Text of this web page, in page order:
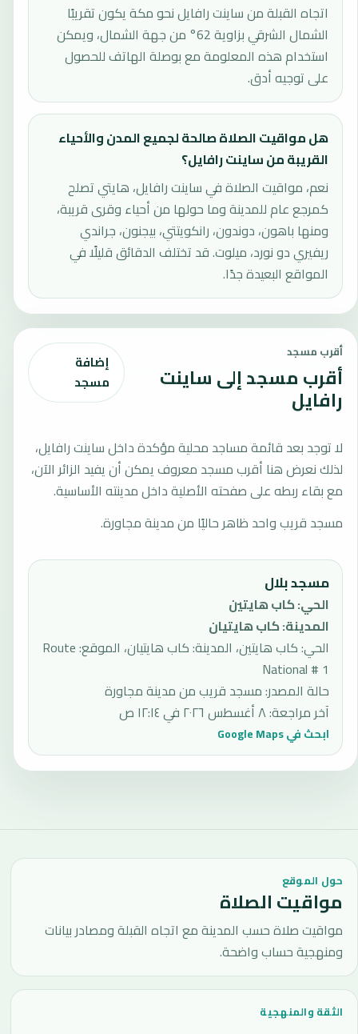
اتجاه القبلة من ساينت رافايل نحو مكة يكون تقريبًا
الشمال الشرقي بزاوية 62° من جهة الشمال، ويمكن
استخدام هذه المعلومة مع بوصلة الهاتف للحصول
على توجيه أدق.
هل مواقيت الصلاة صالحة لجميع المدن والأحياء
القريبة من ساينت رافايل؟
نعم، مواقيت الصلاة في ساينت رافايل، هايتي تصلح
كمرجع عام للمدينة وما حولها من أحياء وقرى قريبة،
ومنها باهون، دوندون، رانكويتتي، بيجنون، جراندي
ريفيري دو نورد، ميلوت. قد تختلف الدقائق قليلًا في
المواقع البعيدة جدًا.
أقرب مسجد
أقرب مسجد إلى ساينت
رافايل
إضافة
مسجد
لا توجد بعد قائمة مساجد محلية مؤكدة داخل ساينت رافايل،
لذلك نعرض هنا أقرب مسجد معروف يمكن أن يفيد الزائر الآن،
مع بقاء ربطه على صفحته الأصلية داخل مدينته الأساسية.
مسجد قريب واحد ظاهر حاليًا من مدينة مجاورة.
مسجد بلال
الحي:كاب هايتين
المدينة:كاب هايتيان
الحي: كاب هايتين، المدينة: كاب هايتيان، الموقع: Route
National # 1
حالة المصدر:مسجد قريب من مدينة مجاورة
آخر مراجعة:٨ أغسطس ٢٠٢٦ في ١٢:١٤ ص
ابحث في Google Maps
حول الموقع
مواقيت الصلاة
مواقيت صلاة حسب المدينة مع اتجاه القبلة ومصادر بيانات
ومنهجية حساب واضحة.
الثقة والمنهجية